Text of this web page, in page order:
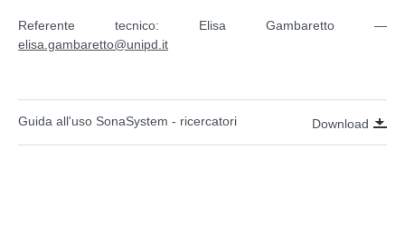
Referente tecnico: Elisa Gambaretto —
elisa.gambaretto@unipd.it
Guida all'uso SonaSystem - ricercatori Download